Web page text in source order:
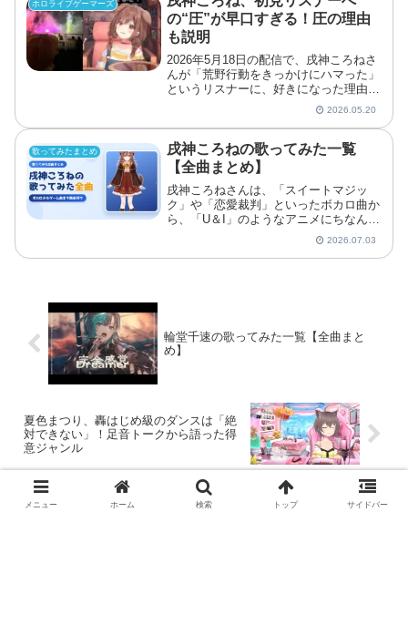
ホロライブゲーマーズ
の“圧”が早口すぎる！圧の理由
も説明
2026年5月18日の配信で、戌神ころねさ
んが「荒野行動をきっかけにハマった」
というリスナーに、好きになった理由を
早口で深掘りする場面がありました。理
由を知りたい気持ちが前のめりになり、
コメント欄から「逃げられちゃう」とツ
ッコまれるほど“圧...
2026.05.20
歌ってみたまとめ
戌神ころねの歌ってみた一覧
【全曲まとめ】
戌神ころねさんは、「スイートマジッ
ク」や「恋愛裁判」といったボカロ曲か
ら、「U＆I」のようなアニメにちなんだ
曲まで歌ってきました。ときには「ボン
バーキングのテーマ」のようなゲーム由
来の曲も披露しています。この記事で
2026.07.03
輪堂千速の歌ってみた一覧【全曲まと
め】
夏色まつり、轟はじめ級のダンスは「絶
対できない」！足音トークから語った得
意ジャンル
メニュー ホーム 検索 トップ サイドバー